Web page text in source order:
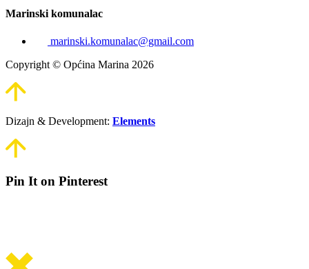
Marinski komunalac
marinski.komunalac@gmail.com
Copyright © Općina Marina 2026
Dizajn & Development: Elements
Pin It on Pinterest